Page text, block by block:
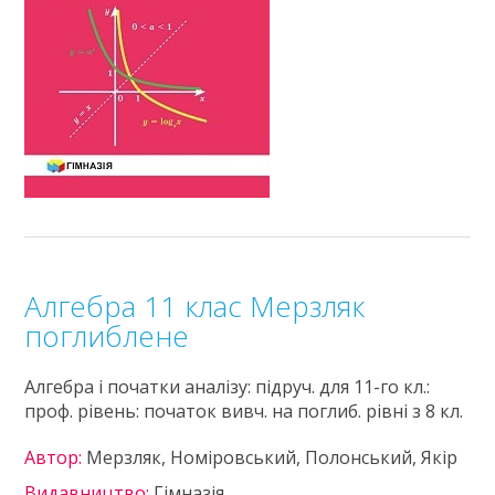
Алгебра 11 клас Мерзляк
поглиблене
Алгебра і початки аналізу: підруч. для 11-го кл.:
проф. рівень: початок вивч. на поглиб. рівні з 8 кл.
Автор: Мерзляк, Номіровський, Полонський, Якір